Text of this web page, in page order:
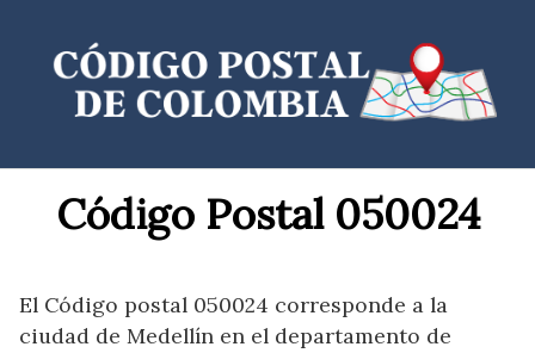
contenido
Código Postal 050024
El Código postal 050024 corresponde a la
ciudad de Medellín en el departamento de